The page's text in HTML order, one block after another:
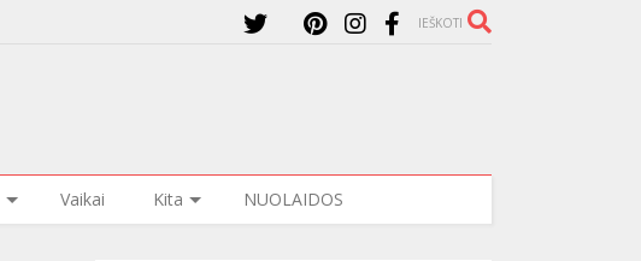
IEŠKOTI
Vaikai Kita NUOLAIDOS